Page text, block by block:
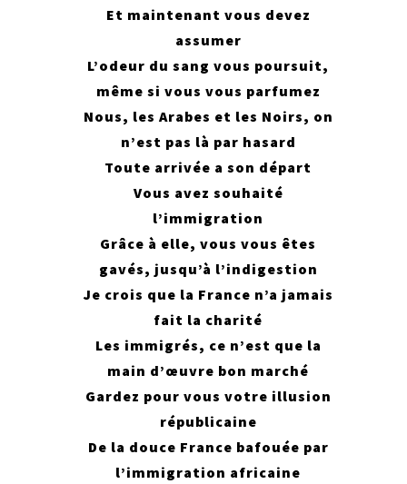
Et maintenant vous devez
assumer
L’odeur du sang vous poursuit,
même si vous vous parfumez
Nous, les Arabes et les Noirs, on
n’est pas là par hasard
Toute arrivée a son départ
Vous avez souhaité
l’immigration
Grâce à elle, vous vous êtes
gavés, jusqu’à l’indigestion
Je crois que la France n’a jamais
fait la charité
Les immigrés, ce n’est que la
main d’œuvre bon marché
Gardez pour vous votre illusion
républicaine
De la douce France bafouée par
l’immigration africaine